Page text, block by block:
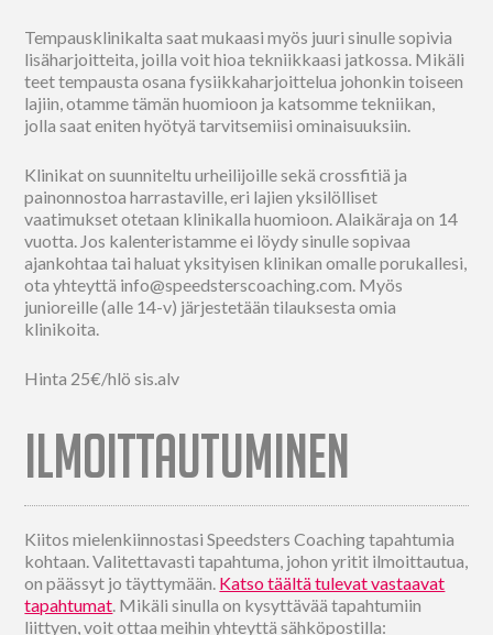
Tempausklinikalta saat mukaasi myös juuri sinulle sopivia
lisäharjoitteita, joilla voit hioa tekniikkaasi jatkossa. Mikäli
teet tempausta osana fysiikkaharjoittelua johonkin toiseen
lajiin, otamme tämän huomioon ja katsomme tekniikan,
jolla saat eniten hyötyä tarvitsemiisi ominaisuuksiin.
Klinikat on suunniteltu urheilijoille sekä crossfitiä ja
painonnostoa harrastaville, eri lajien yksilölliset
vaatimukset otetaan klinikalla huomioon. Alaikäraja on 14
vuotta. Jos kalenteristamme ei löydy sinulle sopivaa
ajankohtaa tai haluat yksityisen klinikan omalle porukallesi,
ota yhteyttä info@speedsterscoaching.com. Myös
junioreille (alle 14-v) järjestetään tilauksesta omia
klinikoita.
Hinta 25€/hlö sis.alv
ILMOITTAUTUMINEN
Kiitos mielenkiinnostasi Speedsters Coaching tapahtumia
kohtaan. Valitettavasti tapahtuma, johon yritit ilmoittautua,
on päässyt jo täyttymään. Katso täältä tulevat vastaavat
tapahtumat. Mikäli sinulla on kysyttävää tapahtumiin
liittyen, voit ottaa meihin yhteyttä sähköpostilla: